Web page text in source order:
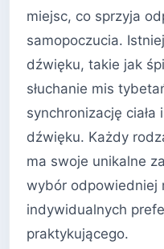
miejsc, co sprzyja
samopoczucia.
dźwięku, takie jak
słuchanie mis
synchronizację ciała
dźwięku. Każdy
ma swoje unikalne
wybór odpowiedniej
indywidualnych
praktykującego.